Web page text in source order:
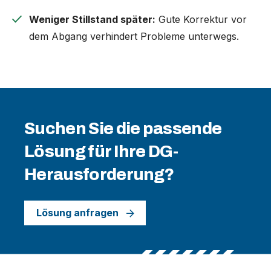
check Weniger Stillstand später: Gute Korrektur vor
dem Abgang verhindert Probleme unterwegs.
Suchen Sie die passende
Lösung für Ihre DG-
Herausforderung?
Lösung anfragen